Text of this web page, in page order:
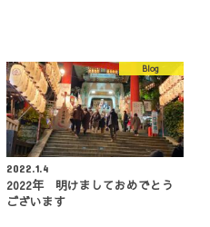
Blog
2022.1.4
2022年 明けましておめでとう
ございます